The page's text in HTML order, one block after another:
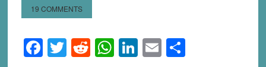
19 COMMENTS
Facebook
Twitter
Reddit
WhatsApp
LinkedIn
EmailShare